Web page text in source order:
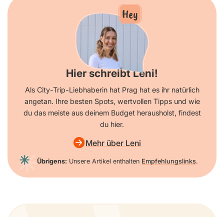
Hey
Hier schreibt Leni!
Als City-Trip-Liebhaberin hat Prag hat es ihr natürlich
angetan. Ihre besten Spots, wertvollen Tipps und wie
du das meiste aus deinem Budget herausholst, findest
du hier.
Mehr über Leni
Übrigens: Unsere Artikel enthalten Empfehlungslinks.